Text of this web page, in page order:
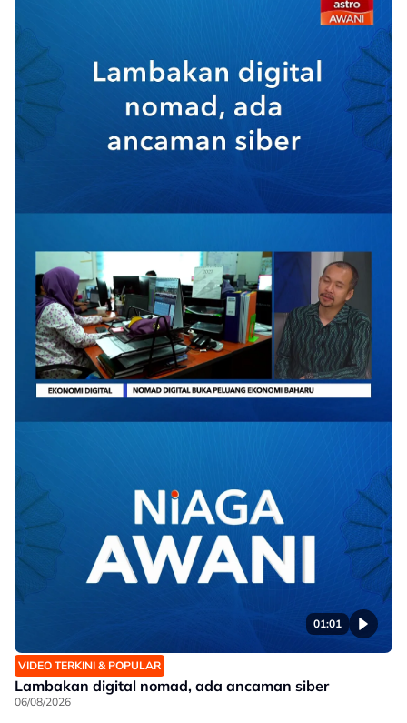
01:01
VIDEO TERKINI & POPULAR
Lambakan digital nomad, ada ancaman siber
06/08/2026